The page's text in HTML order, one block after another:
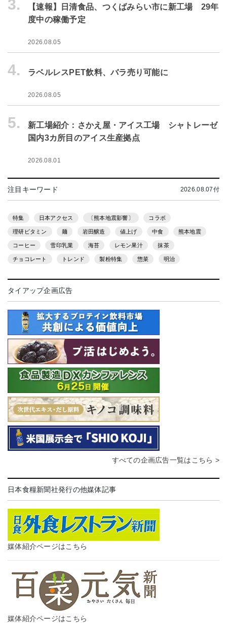
3.
【速報】日清食品、つくばみらい市に新工場 29年
度中の稼働予定
2026.08.05
4. ラベルレスPET飲料、バラ売り可能に
2026.08.05
5.
新工場紹介：さかえ屋・アイス工場 シャトレーゼ
国内3カ所目のアイス生産拠点
2026.08.01
注目キーワード 2026.08.07付
特集 日本アクセス 〔熊本地震影響〕 コラボ
理研ビタミン 麺 岩田醸造 値上げ 中食 熊本地震
コーヒー 雪印乳業 海苔 レモン果汁 抹茶
チョコレート トレンド 製粉特集 惣菜 明治
タイアップ企画広告
すべての企画広告一覧はこちら >
日本食糧新聞社発行の他媒体記事
媒体紹介ページはこちら
媒体紹介ページはこちら